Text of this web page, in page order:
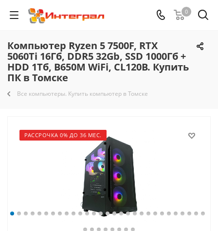
0
Компьютер Ryzen 5 7500F, RTX
5060Ti 16Гб, DDR5 32Gb, SSD 1000Гб +
HDD 1Тб, B650M WiFi, CL120B. Купить
ПК в Томске
Все компьютеры. Купить компьютер в Томске
РАССРОЧКА 0% ДО 36 МЕС.